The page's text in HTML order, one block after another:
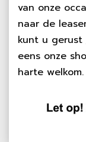
van onze
naar de
kunt u gerust
eens onze
harte welkom.